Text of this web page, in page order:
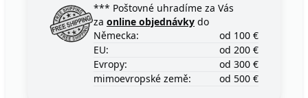
*** Poštovné uhradíme za Vás
za online objednávky do
Německa:
od 100 €
EU:
od 200 €
Evropy:
od 300 €
mimoevropské země:
od 500 €